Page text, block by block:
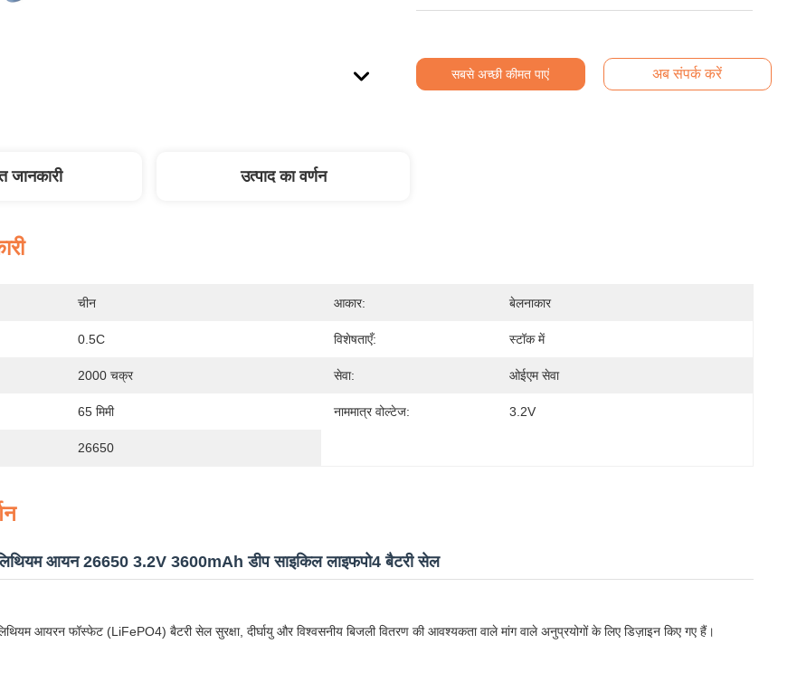
सबसे अच्छी कीमत पाएं अब संपर्क करें
जानकारी उत्पाद का वर्णन
चीन आकार: बेलनाकार
0.5C विशेषताएँ: स्टॉक में
2000 चक्र सेवा: ओईएम सेवा
65 मिमी नाममात्र वोल्टेज: 3.2V
26650
आयन 26650 3.2V 3600mAh डीप साइकिल लाइफपो4 बैटरी सेल
आयरन फॉस्फेट (LiFePO4) बैटरी सेल सुरक्षा, दीर्घायु और विश्वसनीय बिजली वितरण की आवश्यकता वाले मांग वाले अनुप्रयोगों के लिए डिज़ाइन किए गए हैं।